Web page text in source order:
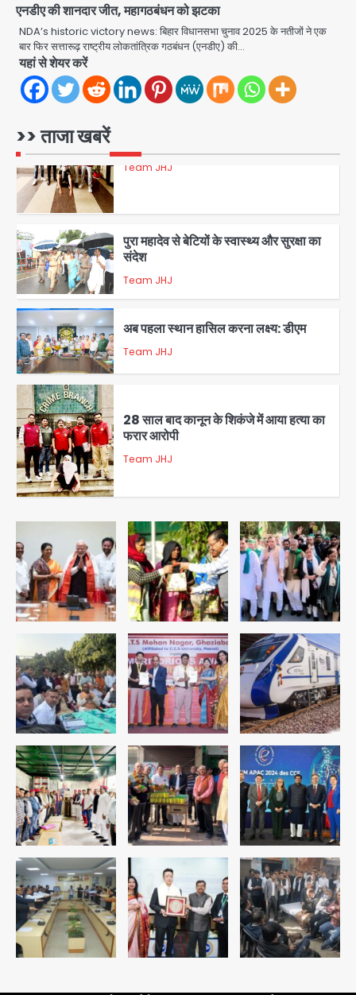
एनडीए की शानदार जीत, महागठबंधन को झटका
NDA’s historic victory news: बिहार विधानसभा चुनाव 2025 के नतीजों ने एक
बार फिर सत्तारूढ़ राष्ट्रीय लोकतांत्रिक गठबंधन (एनडीए) की…
यहां से शेयर करें
>> ताजा खबरें
4
5
रोहित चौधरी गैंग का कुख्यात बदमाश राजस्थान
से गिरफ्तार
1
संदेश
Team JHJ
2
अब पहला स्थान हासिल करना लक्ष्य: डीएम
3
28 साल बाद कानून के शिकंजे में आया हत्या का
Team JHJ
4
के हत्थे
Team JHJ
5
रोहित चौधरी गैंग का कुख्यात बदमाश राजस्थान
से गिरफ्तार
Team JHJ
1
पुरा महादेव से बेटियों के स्वास्थ्य और सुरक्षा का
संदेश
Team JHJ
2
अब पहला स्थान हासिल करना लक्ष्य: डीएम
Team JHJ
28 साल बाद कानून के शिकंजे में आया हत्या का
फरार आरोपी